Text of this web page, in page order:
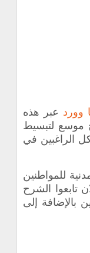
وورد عبر هذه
موسع لتبسيط
هذه المهمة وسنتحدث أيضاً عن شروط تجديد الهوية الوطنية 1445 لكل الراغبين في
للمواطنين
تابعوا الشرح
بالإضافة إلى